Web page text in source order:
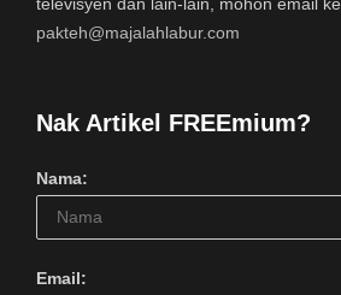
pakteh@majalahlabur.com
Nak Artikel FREEmium?
Nama:
Email: